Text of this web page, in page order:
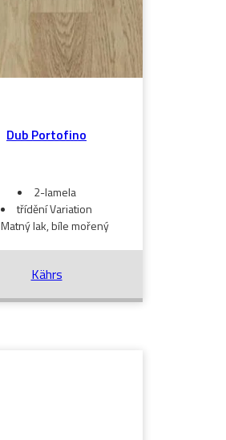
Dub Portofino
2-lamela
třídění Variation
Matný lak, bíle mořený
Kährs